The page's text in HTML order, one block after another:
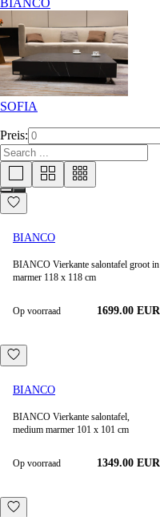
BIANCO
SOFIA
Preis:
BIANCO
BIANCO Vierkante salontafel groot in
marmer 118 x 118 cm
Op voorraad 1699.00 EUR
BIANCO
BIANCO Vierkante salontafel,
medium marmer 101 x 101 cm
Op voorraad 1349.00 EUR